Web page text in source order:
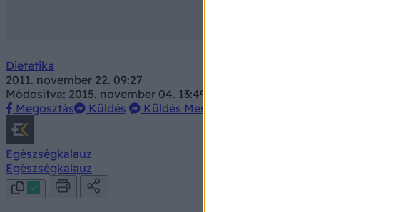
Dietetika
2011. november 22. 09:27
Módosítva: 2015. november 04. 13:49
Megosztás
Küldés Küldés Messengeren
Egészségkalauz
Egészségkalauz